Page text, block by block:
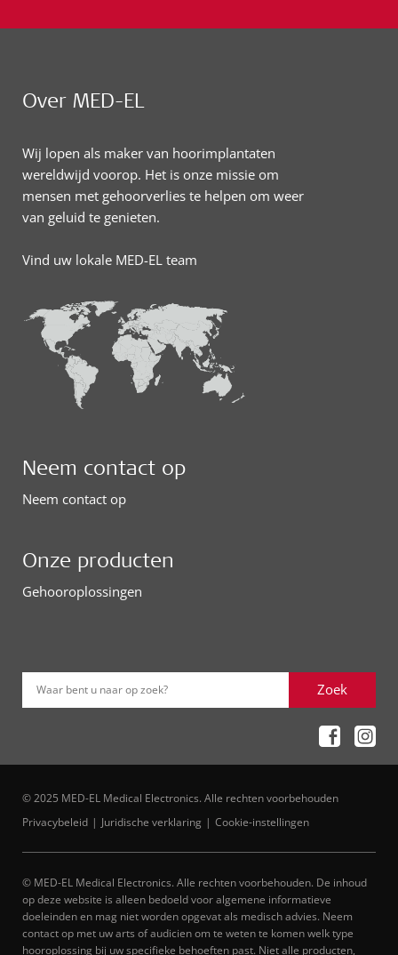
Over MED-EL
Wij lopen als maker van hoorimplantaten
wereldwijd voorop. Het is onze missie om
mensen met gehoorverlies te helpen om weer
van geluid te genieten.
Vind uw lokale MED-EL team
Neem contact op
Neem contact op
Onze producten
Gehooroplossingen
Waar bent u naar op zoek? Zoek
© 2025 MED-EL Medical Electronics. Alle rechten voorbehouden
Privacybeleid
Juridische verklaring Cookie-instellingen
© MED-EL Medical Electronics. Alle rechten voorbehouden. De inhoud
op deze website is alleen bedoeld voor algemene informatieve
doeleinden en mag niet worden opgevat als medisch advies. Neem
contact op met uw arts of audicien om te weten te komen welk type
hooroplossing bij uw specifieke behoeften past. Niet alle producten,